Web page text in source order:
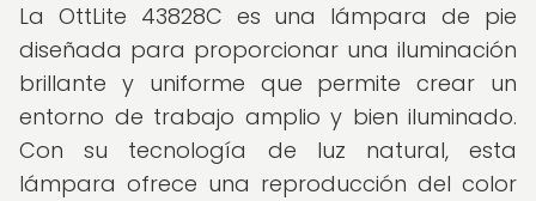
La OttLite 43828C es una lámpara de pie
diseñada para proporcionar una iluminación
brillante y uniforme que permite crear un
entorno de trabajo amplio y bien iluminado.
Con su tecnología de luz natural, esta
lámpara ofrece una reproducción del color